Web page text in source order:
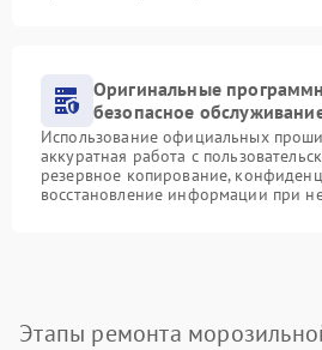
Оригинальные
безопасное
Использование официальных
аккуратная работа с
резервное копирование,
восстановление информации при
Этапы ремонта